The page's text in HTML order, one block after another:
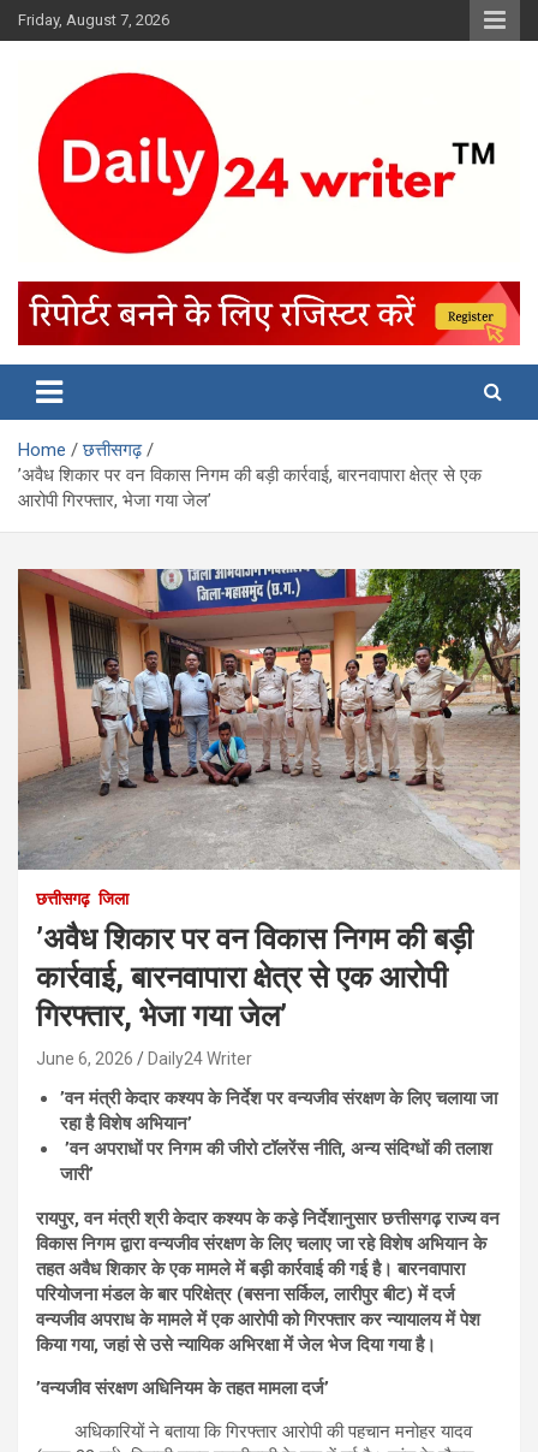
Skip
to
Friday, August 7, 2026
Home
छत्तीसगढ़
’अवैध शिकार पर वन विकास निगम की बड़ी कार्रवाई, बारनवापारा क्षेत्र से एक
आरोपी गिरफ्तार, भेजा गया जेल’
छत्तीसगढ़ जिला
’अवैध शिकार पर वन विकास निगम की बड़ी
कार्रवाई, बारनवापारा क्षेत्र से एक आरोपी
गिरफ्तार, भेजा गया जेल’
June 6, 2026 Daily24 Writer
’वन मंत्री केदार कश्यप के निर्देश पर वन्यजीव संरक्षण के लिए चलाया जा
रहा है विशेष अभियान’
’वन अपराधों पर निगम की जीरो टॉलरेंस नीति, अन्य संदिग्धों की तलाश
जारी’
रायपुर, वन मंत्री श्री केदार कश्यप के कड़े निर्देशानुसार छत्तीसगढ़ राज्य वन
विकास निगम द्वारा वन्यजीव संरक्षण के लिए चलाए जा रहे विशेष अभियान के
तहत अवैध शिकार के एक मामले में बड़ी कार्रवाई की गई है। बारनवापारा
परियोजना मंडल के बार परिक्षेत्र (बसना सर्किल, लारीपुर बीट) में दर्ज
वन्यजीव अपराध के मामले में एक आरोपी को गिरफ्तार कर न्यायालय में पेश
किया गया, जहां से उसे न्यायिक अभिरक्षा में जेल भेज दिया गया है।
’वन्यजीव संरक्षण अधिनियम के तहत मामला दर्ज’
अधिकारियों ने बताया कि गिरफ्तार आरोपी की पहचान मनोहर यादव